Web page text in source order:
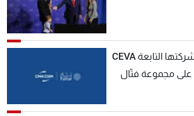
مجموعة CMA CGM عبر شركتها التابعة CEVA